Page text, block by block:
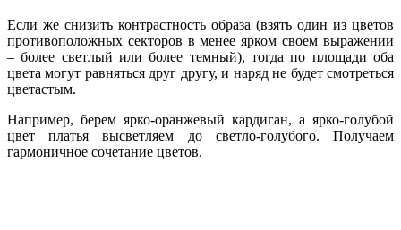
Если же снизить контрастность образа (взять один из цветов
противоположных секторов в менее ярком своем выражении
– более светлый или более темный), тогда по площади оба
цвета могут равняться друг другу, и наряд не будет смотреться
цветастым.
Например, берем ярко-оранжевый кардиган, а ярко-голубой
цвет платья высветляем до светло-голубого. Получаем
гармоничное сочетание цветов.